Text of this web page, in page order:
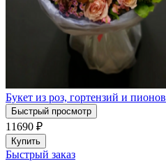
Букет из роз, гортензий и пионов
Быстрый просмотр
11690 ₽
Купить
Быстрый заказ